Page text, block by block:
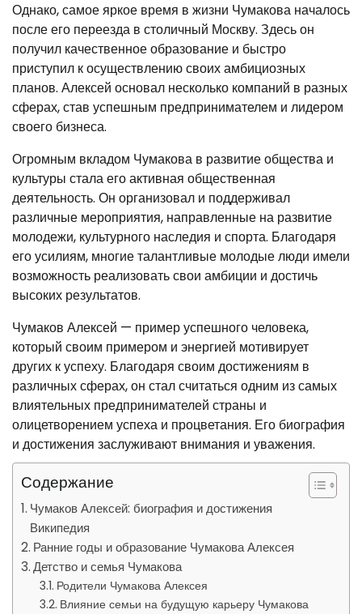
Однако, самое яркое время в жизни Чумакова началось
после его переезда в столичный Москву. Здесь он
получил качественное образование и быстро
приступил к осуществлению своих амбициозных
планов. Алексей основал несколько компаний в разных
сферах, став успешным предпринимателем и лидером
своего бизнеса.
Огромным вкладом Чумакова в развитие общества и
культуры стала его активная общественная
деятельность. Он организовал и поддерживал
различные мероприятия, направленные на развитие
молодежи, культурного наследия и спорта. Благодаря
его усилиям, многие талантливые молодые люди имели
возможность реализовать свои амбиции и достичь
высоких результатов.
Чумаков Алексей — пример успешного человека,
который своим примером и энергией мотивирует
других к успеху. Благодаря своим достижениям в
различных сферах, он стал считаться одним из самых
влиятельных предпринимателей страны и
олицетворением успеха и процветания. Его биография
и достижения заслуживают внимания и уважения.
Содержание
Чумаков Алексей: биография и достижения
Википедия
Ранние годы и образование Чумакова Алексея
Детство и семья Чумакова
Родители Чумакова Алексея
Влияние семьи на будущую карьеру Чумакова